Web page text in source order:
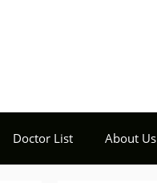
Doctor List About Us